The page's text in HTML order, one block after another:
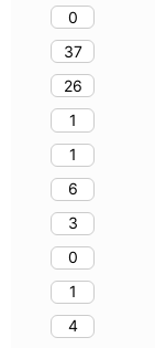
0
37
26
1
1
6
3
0
1
4